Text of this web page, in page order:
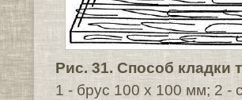
Рис. 31. Способ кладки
1 - брус 100 х 100 мм; 2 -